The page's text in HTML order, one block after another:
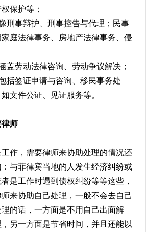
保护等；
刑事辩护、刑事控告与代理；民事
庭法律事务、房地产法律事务、侵
盖劳动法律咨询、劳动争议解决；
括签证申请与咨询、移民事务处
文件公证、见证服务等。
师
作，需要律师来协助处理的情况还
与菲律宾当地的人发生经济纠纷或
是工作时遇到债权纠纷等等这些，
来协助自己处理，一般不会去自己
的话，一方面是不用自己出面解
另一方面是节省时间，并且还能以